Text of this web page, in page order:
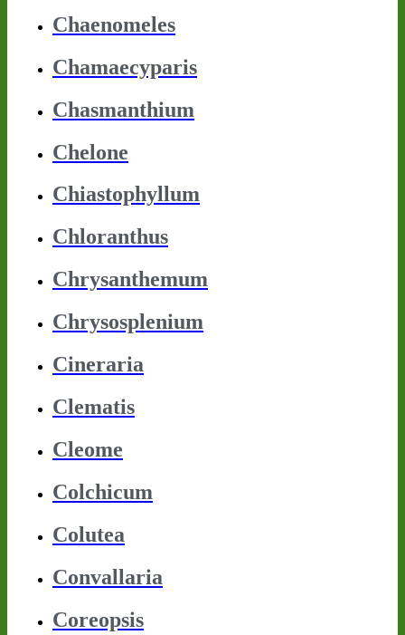
Chaenomeles
Chamaecyparis
Chasmanthium
Chelone
Chiastophyllum
Chloranthus
Chrysanthemum
Chrysosplenium
Cineraria
Clematis
Cleome
Colchicum
Colutea
Convallaria
Coreopsis